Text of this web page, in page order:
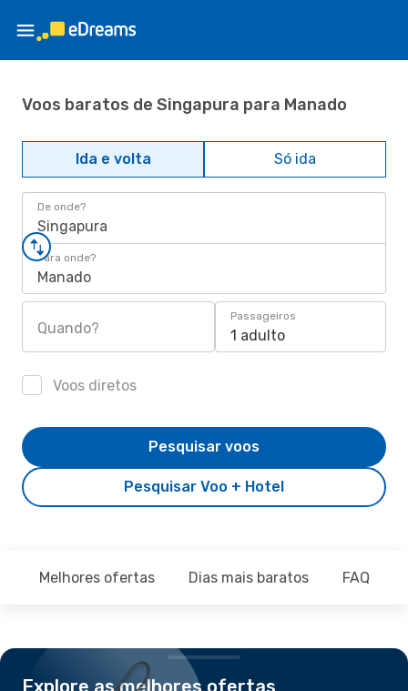
Voos baratos de Singapura para Manado
Ida e volta Só ida
De onde?
Singapura
Para onde?
Manado
Quando?
Passageiros
1 adulto
Voos diretos
Pesquisar Voo + Hotel
Pesquisar voos
Melhores ofertas Dias mais baratos FAQ
Explore as melhores ofertas